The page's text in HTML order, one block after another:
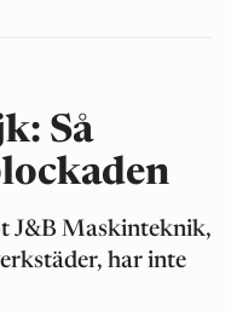
Så
J&B Maskinteknik,
har inte